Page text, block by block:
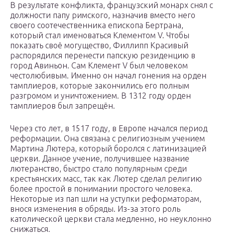
В результате конфликта, французский монарх снял с
должности папу римского, назначив вместо него
своего соотечественника епископа Бертрана,
который стал именоваться Клементом V. Чтобы
показать своё могущество, Филлипп Красивый
распорядился перенести папскую резиденцию в
город Авиньон. Сам Клемент V был человеком
честолюбивым. Именно он начал гонения на орден
тамплиеров, которые закончились его полным
разгромом и уничтожением. В 1312 году орден
тамплиеров был запрещён.
Через сто лет, в 1517 году, в Европе начался период
реформации. Она связана с религиозным учением
Мартина Лютера, который боролся с латинизацией
церкви. Данное учение, получившее название
лютеранство, быстро стало популярным среди
крестьянских масс, так как Лютер сделал религию
более простой в понимании простого человека.
Некоторые из пап шли на уступки реформаторам,
внося изменения в обряды. Из-за этого роль
католической церкви стала медленно, но неуклонно
снижаться.